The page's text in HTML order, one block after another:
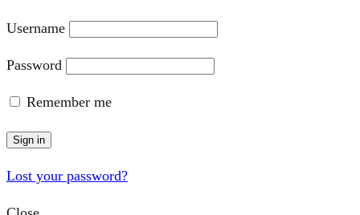
Username
Password
Remember me
Sign in
Lost your password?